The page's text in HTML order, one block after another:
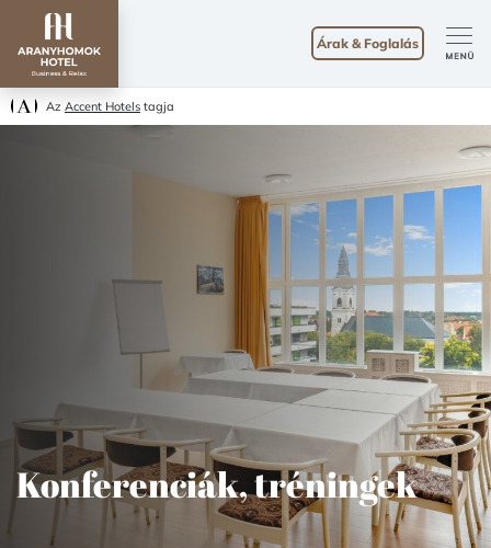
Az Accent Hotels tagja
Árak & Foglalás
Konferenciák, tréningek